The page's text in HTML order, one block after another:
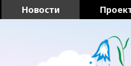
Новости